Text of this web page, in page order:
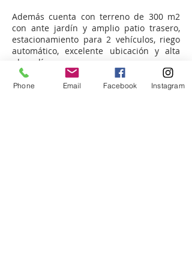
Además cuenta con terreno de 300 m2
con ante jardín y amplio patio trasero,
estacionamiento para 2 vehículos, riego
automático, excelente ubicación y alta
plusvalía.
Condominio cuenta con areas verdes,
Phone Email Facebook Instagram